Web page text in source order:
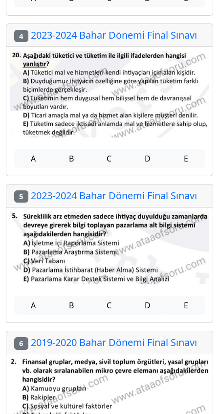
4 2023-2024 Bahar Dönemi Final Sınavı
A B C D E
5 2023-2024 Bahar Dönemi Final Sınavı
A B C D E
6 2019-2020 Bahar Dönemi Final Sınavı